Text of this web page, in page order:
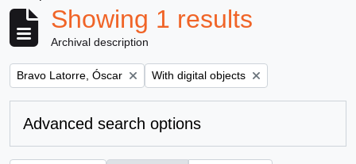
Showing 1 results
Archival description
Remove filter:
Bravo Latorre, Óscar Remove filter:
With digital objects
Advanced search options